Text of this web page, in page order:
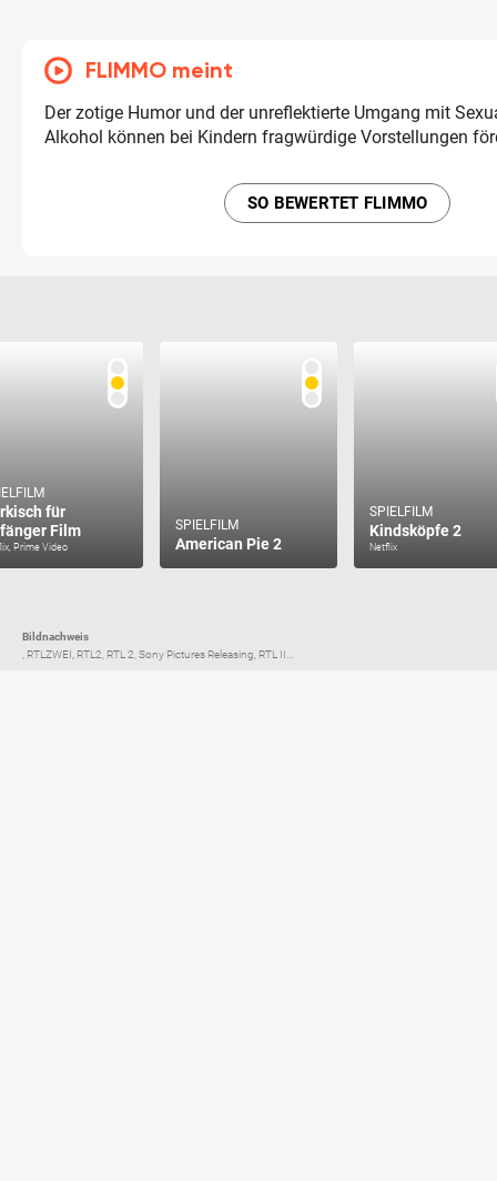
FLIMMO meint
Der zotige Humor und der unreflektierte Umgang mit
Alkohol können bei Kindern fragwürdige Vorstellungen
SO BEWERTET FLIMMO
für
Film
Prime Video
SPIELFILM
American Pie 2
SPIELFILM
Kindsköpfe 2
Netflix
Bildnachweis
, RTLZWEI, RTL2, RTL 2, Sony Pictures Releasing, RTL II...